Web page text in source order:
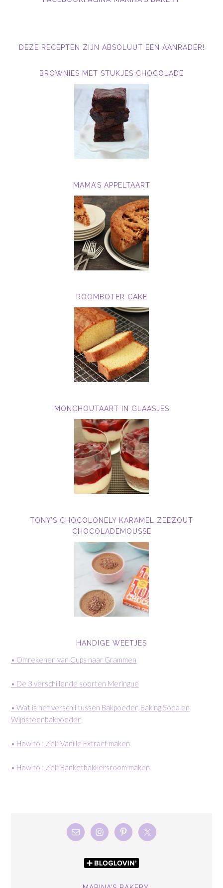
DEZE RECEPTEN ZIJN ABSOLUUT EEN AANRADER!
BROWNIES MET STUKJES CHOCOLADE
MAMA’S APPELTAART
ROOMBOTER CAKE
MONCHOUTAART IN GLAASJES
TONY’S CHOCOLONELY KARAMEL ZEEZOUT
CHOCOLADEMOUSSE
HANDIGE WEETJES
• Omrekenen van Cups naar Grammen
• De 3 verschillende soorten Meringue
• Wat is het verschil tussen Bakpoeder, Baking Soda en
Wijnsteenbakpoeder
• How to : Zelf Vanille Extract maken
• How to : Zelf Banketbakkersroom maken